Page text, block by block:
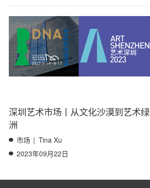
深圳艺术市场丨从文化沙漠到艺术绿
洲
市场 | Tina Xu
2023年09月22日